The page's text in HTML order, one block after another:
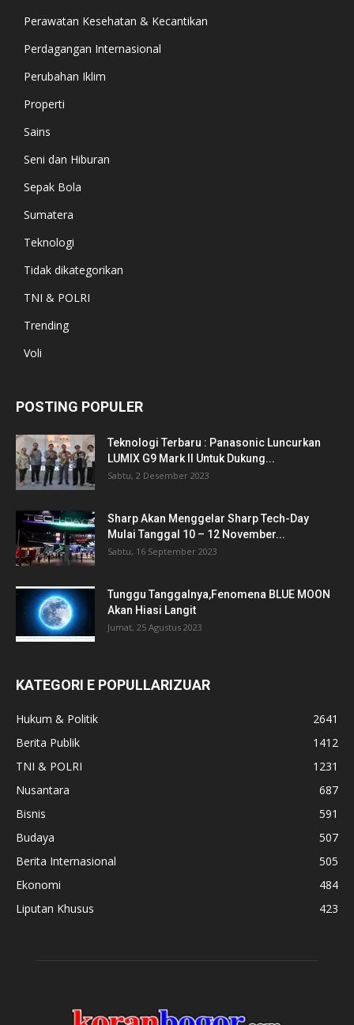
Perawatan Kesehatan & Kecantikan
Perdagangan Internasional
Perubahan Iklim
Properti
Sains
Seni dan Hiburan
Sepak Bola
Sumatera
Teknologi
Tidak dikategorikan
TNI & POLRI
Trending
Voli
POSTING POPULER
Teknologi Terbaru : Panasonic Luncurkan
LUMIX G9 Mark II Untuk Dukung...
Sabtu, 2 Desember 2023
Sharp Akan Menggelar Sharp Tech-Day
Mulai Tanggal 10 – 12 November...
Sabtu, 16 September 2023
Tunggu Tanggalnya,Fenomena BLUE MOON
Akan Hiasi Langit
Jumat, 25 Agustus 2023
KATEGORI E POPULLARIZUAR
Hukum & Politik
2641
Berita Publik
1412
TNI & POLRI
1231
Nusantara
687
Bisnis
591
Budaya
507
Berita Internasional
505
Ekonomi
484
Liputan Khusus
423